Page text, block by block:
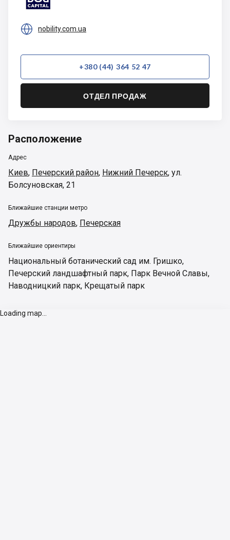
 nobility.com.ua
+380 (44) 364 52 47
ОТДЕЛ ПРОДАЖ
Расположение
Адрес
Киев, Печерский район, Нижний Печерск, ул.
Болсуновская, 21
Ближайшие станции метро
Дружбы народов, Печерская
Ближайшие ориентиры
Национальный ботанический сад им. Гришко,
Печерский ландшафтный парк, Парк Вечной Славы,
Наводницкий парк, Крещатый парк
Loading map...